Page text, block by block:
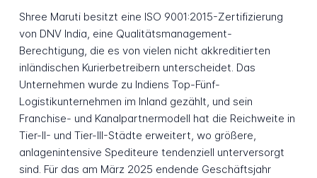
Shree Maruti besitzt eine ISO 9001:2015-Zertifizierung
von DNV India, eine Qualitätsmanagement-
Berechtigung, die es von vielen nicht akkreditierten
inländischen Kurierbetreibern unterscheidet. Das
Unternehmen wurde zu Indiens Top-Fünf-
Logistikunternehmen im Inland gezählt, und sein
Franchise- und Kanalpartnermodell hat die Reichweite in
Tier-II- und Tier-III-Städte erweitert, wo größere,
anlagenintensive Spediteure tendenziell unterversorgt
sind. Für das am März 2025 endende Geschäftsjahr